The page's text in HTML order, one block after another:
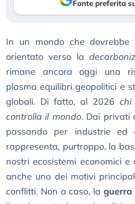
Fonte preferita
In un mondo che dovrebbe
orientato verso la
rimane ancora oggi una
plasma equilibri geopolitici e
globali. Di fatto, al 2026 chi
controlla il mondo. Dai privati
passando per industrie ed
rappresenta, purtroppo, la
nostri ecosistemi economici
anche uno dei motivi
conflitti. Non a caso, la guerra